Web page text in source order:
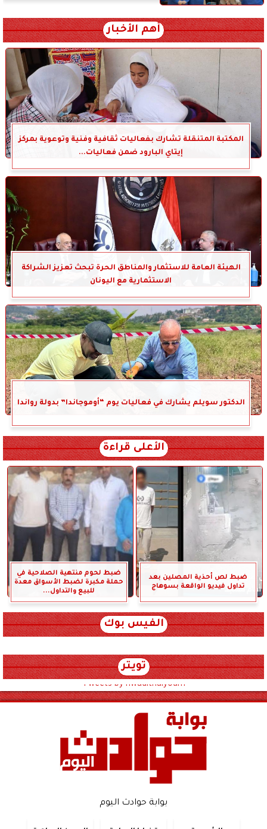
أهم الأخبار
المكتبة المتنقلة تشارك بفعاليات ثقافية وفنية وتوعوية بمركز
إيتاي البارود ضمن فعاليات...
الهيئة العامة للاستثمار والمناطق الحرة تبحث تعزيز الشراكة
الاستثمارية مع اليونان
الدكتور سويلم يشارك في فعاليات يوم “أوموجاندا” بدولة رواندا
الأعلى قراءة
ضبط لص أحذية المصلين بعد
تداول فيديو الواقعة بسوهاج
ضبط لحوم منتهية الصلاحية في
حملة مكبرة لضبط الأسواق معدة
للبيع والتداول...
الفيس بوك
تويتر
Tweets by hwadithalyoum
بوابة حوادث اليوم